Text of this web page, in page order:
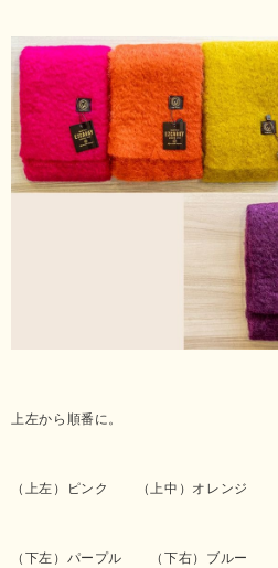
上左から順番に。
（上左）ピンク （上中）オレンジ
（下左）パープル （下右）ブルー